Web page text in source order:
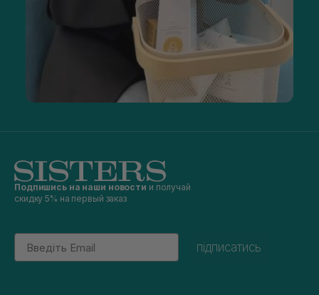
Подпишись на наши новости и получай
скидку 5% на первый заказ
Email
підписатись